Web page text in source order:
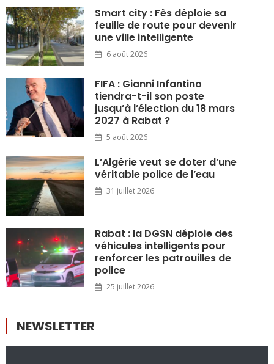
Smart city : Fès déploie sa
feuille de route pour devenir
une ville intelligente
6 août 2026
FIFA : Gianni Infantino
tiendra-t-il son poste
jusqu’à l’élection du 18 mars
2027 à Rabat ?
5 août 2026
L’Algérie veut se doter d’une
véritable police de l’eau
31 juillet 2026
Rabat : la DGSN déploie des
véhicules intelligents pour
renforcer les patrouilles de
police
25 juillet 2026
NEWSLETTER